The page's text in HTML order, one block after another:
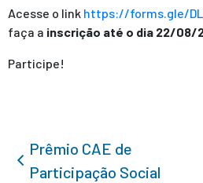
Acesse o link https://forms.gle/
faça a inscrição até o dia 22/08/
Participe!
Prêmio CAE de
Participação Social